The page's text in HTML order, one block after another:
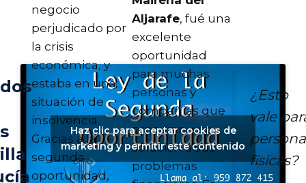
negocio
perjudicado por
la crisis
económica, y
estaba en una
situación de
insolvencia.
Gracias a la
segunda
oportunidad,
Aljarafe, fué una
excelente
oportunidad
para muchas
personas y
compañías que
procuran una
solución a sus
problemas
¿Esto
vale
físicas?
Haz clic para aceptar cookies de
marketing y permitir este contenido